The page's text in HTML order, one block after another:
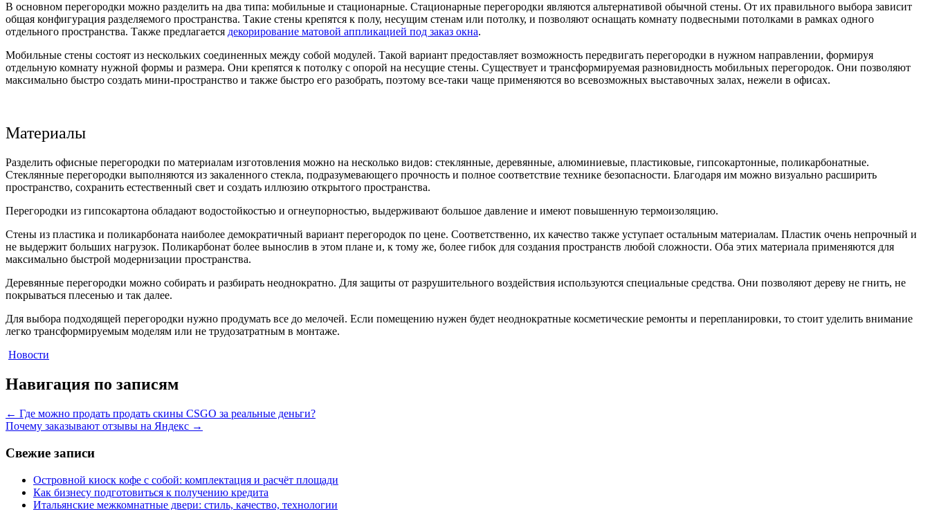
В основном перегородки можно разделить на два типа: мобильные и стационарные. Стационарные перегородки являются альтернативой обычной стены. От их правильного выбора зависит
общая конфигурация разделяемого пространства. Такие стены крепятся к полу, несущим стенам или потолку, и позволяют оснащать комнату подвесными потолками в рамках одного
отдельного пространства. Также предлагается декорирование матовой аппликацией под заказ окна.
Мобильные стены состоят из нескольких соединенных между собой модулей. Такой вариант предоставляет возможность передвигать перегородки в нужном направлении, формируя
отдельную комнату нужной формы и размера. Они крепятся к потолку с опорой на несущие стены. Существует и трансформируемая разновидность мобильных перегородок. Они позволяют
максимально быстро создать мини-пространство и также быстро его разобрать, поэтому все-таки чаще применяются во всевозможных выставочных залах, нежели в офисах.
Материалы
Разделить офисные перегородки по материалам изготовления можно на несколько видов: стеклянные, деревянные, алюминиевые, пластиковые, гипсокартонные, поликарбонатные.
Стеклянные перегородки выполняются из закаленного стекла, подразумевающего прочность и полное соответствие технике безопасности. Благодаря им можно визуально расширить
пространство, сохранить естественный свет и создать иллюзию открытого пространства.
Перегородки из гипсокартона обладают водостойкостью и огнеупорностью, выдерживают большое давление и имеют повышенную термоизоляцию.
Стены из пластика и поликарбоната наиболее демократичный вариант перегородок по цене. Соответственно, их качество также уступает остальным материалам. Пластик очень непрочный и
не выдержит больших нагрузок. Поликарбонат более вынослив в этом плане и, к тому же, более гибок для создания пространств любой сложности. Оба этих материала применяются для
максимально быстрой модернизации пространства.
Деревянные перегородки можно собирать и разбирать неоднократно. Для защиты от разрушительного воздействия используются специальные средства. Они позволяют дереву не гнить, не
покрываться плесенью и так далее.
Для выбора подходящей перегородки нужно продумать все до мелочей. Если помещению нужен будет неоднократные косметические ремонты и перепланировки, то стоит уделить внимание
легко трансформируемым моделям или не трудозатратным в монтаже.
Новости
Навигация по записям
← Где можно продать продать скины CSGO за реальные деньги?
Почему заказывают отзывы на Яндекс →
Свежие записи
Островной киоск кофе с собой: комплектация и расчёт площади
Как бизнесу подготовиться к получению кредита
Итальянские межкомнатные двери: стиль, качество, технологии